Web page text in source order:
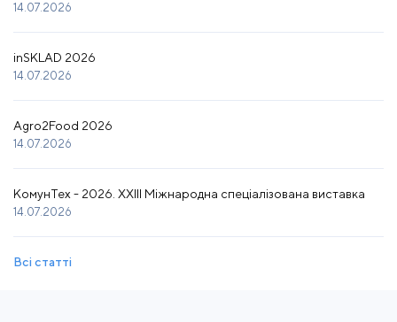
14.07.2026
inSKLAD 2026
14.07.2026
Agro2Food 2026
14.07.2026
КомунТех - 2026. XXIII Міжнародна спеціалізована виставка
14.07.2026
Всі статті